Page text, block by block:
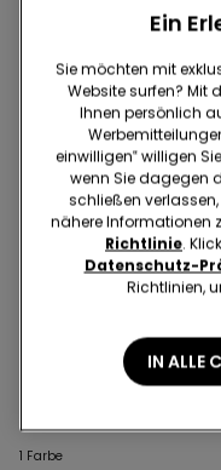
€ 21,99 -32%
1 Farbe
Ein
Sie möchten mit
Website surfen? Mit
Ihnen persönlich
einwilligen‟ willigen
wenn Sie dagegen
schließen verlassen,
nähere Informationen
Richtlinie.
Datenschutz-
Richtlinien,
IN ALLE